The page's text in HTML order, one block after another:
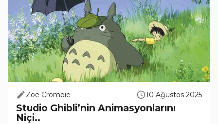
Zoe Crombie 10 Ağustos 2025
Studio Ghibli’nin Animasyonlarını
Niçi..